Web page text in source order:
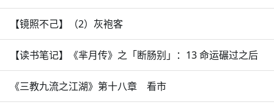
【镜照不己】（2）灰袍客
【读书笔记】《芈月传》之「断肠别」：13 命运碾过之后
《三教九流之江湖》第十八章 看市